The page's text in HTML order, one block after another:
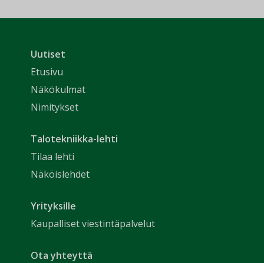
Uutiset
Etusivu
Näkökulmat
Nimitykset
Talotekniikka-lehti
Tilaa lehti
Näköislehdet
Yrityksille
Kaupalliset viestintäpalvelut
Ota yhteyttä